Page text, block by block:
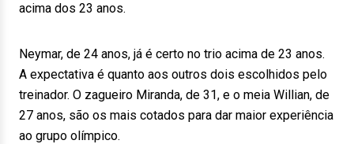
acima dos 23 anos.
Neymar, de 24 anos, já é certo no trio acima de 23 anos.
A expectativa é quanto aos outros dois escolhidos pelo
treinador. O zagueiro Miranda, de 31, e o meia Willian, de
27 anos, são os mais cotados para dar maior experiência
ao grupo olímpico.